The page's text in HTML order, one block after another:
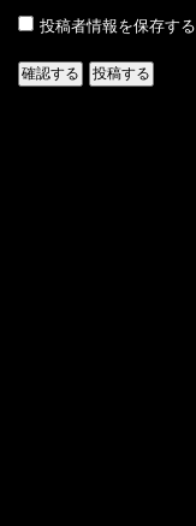
投稿者情報を保存する